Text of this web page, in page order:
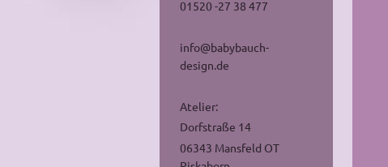
01520 -27 38 477
info@babybauch-
design.de
Atelier:
Dorfstraße 14
06343 Mansfeld OT